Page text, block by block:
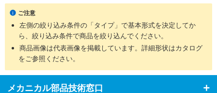
が可能
【用途】
・あらゆる業界の空気圧機器や生産ラインに対応
ご注意
左側の絞り込み条件の「タイプ」で基本形式を決定してか
ら、絞り込み条件で商品を絞り込んでください。
商品画像は代表画像を掲載しています。詳細形状はカタログ
をご参照ください。
メカニカル部品技術窓口